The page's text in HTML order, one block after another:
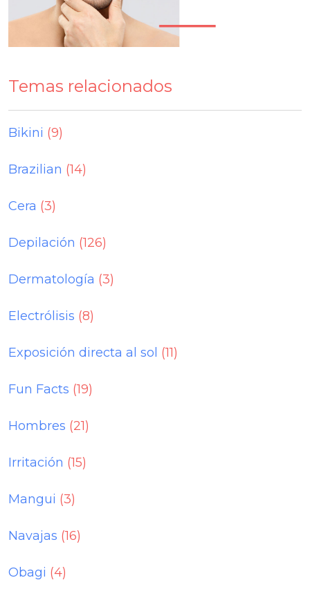
Temas relacionados
Bikini (9)
Brazilian (14)
Cera (3)
Depilación (126)
Dermatología (3)
Electrólisis (8)
Exposición directa al sol (11)
Fun Facts (19)
Hombres (21)
Irritación (15)
Mangui (3)
Navajas (16)
Obagi (4)